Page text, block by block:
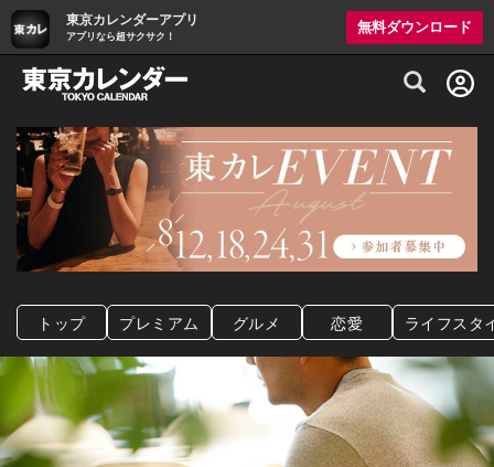
東京カレンダーアプリ
アプリなら超サクサク！
無料ダウンロード
グルメ情報・プレミアムレストラン予約
トップ プレミアム グルメ 恋愛 ライフスタ